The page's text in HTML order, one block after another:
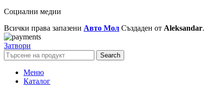
Социални медии
Всички права запазени Авто Мол Създаден от Aleksandar.
Затвори
Search
Меню
Каталог